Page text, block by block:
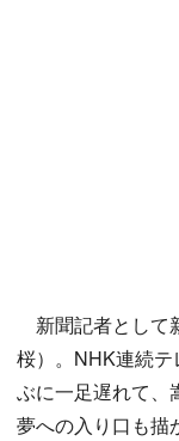
新聞記者として
桜）。NHK連続
ぶに一足遅れて、
夢への入り口も描